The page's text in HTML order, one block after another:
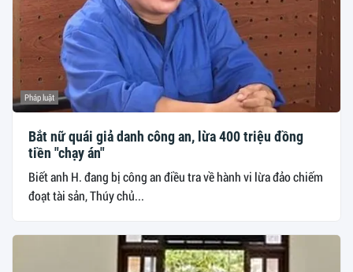
Pháp luật
Bắt nữ quái giả danh công an, lừa 400 triệu đồng
tiền "chạy án"
Biết anh H. đang bị công an điều tra về hành vi lừa đảo chiếm
đoạt tài sản, Thúy chủ...